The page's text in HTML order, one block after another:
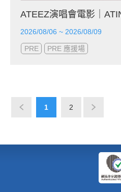
ATEEZ演唱會電影｜
2026/08/06 ~ 2026/08/09
PRE PRE 應援場
1 2